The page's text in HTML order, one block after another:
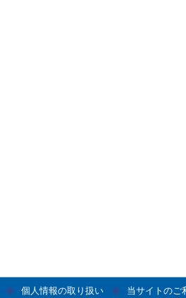
個人情報の取り扱い 当サイトのご